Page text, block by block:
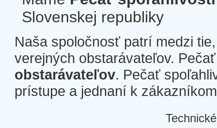
Slovenskej republiky
Naša spoločnosť patrí medzi
verejných obstarávateľov.
obstarávateľov. Pečať
prístupe a jednaní k